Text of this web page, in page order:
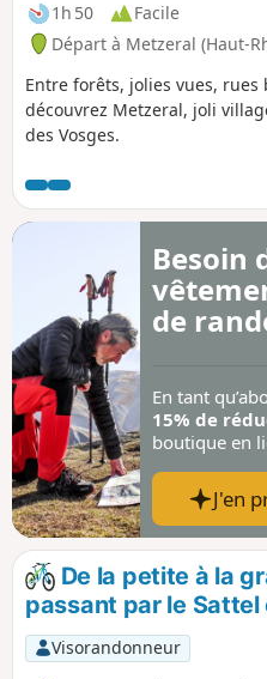
1h 50
Facile
Départ à Metzeral (Haut-
Entre forêts, jolies vues,
découvrez Metzeral, joli
des Vosges.
Besoin
de
En tant
15% de
boutique en
J'en
De la petite à la
passant par le
Visorandonneur